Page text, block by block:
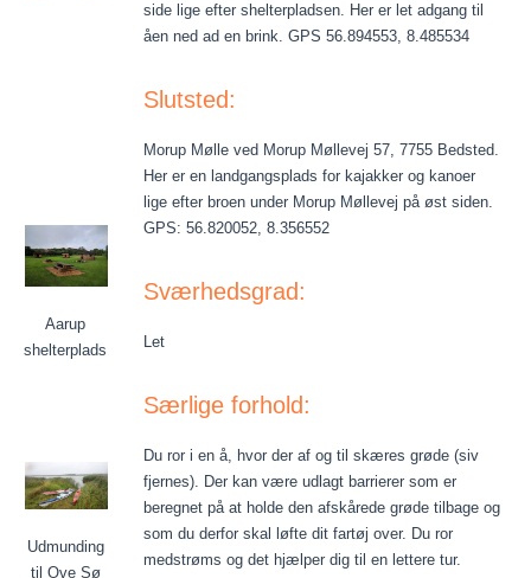
Aarup
shelterplads
Udmunding
til Ove Sø
side lige efter shelterpladsen. Her er let adgang til
åen ned ad en brink. GPS 56.894553, 8.485534
Slutsted:
Morup Mølle ved Morup Møllevej 57, 7755 Bedsted.
Her er en landgangsplads for kajakker og kanoer
lige efter broen under Morup Møllevej på øst siden.
GPS: 56.820052, 8.356552
Sværhedsgrad:
Let
Særlige forhold:
Du ror i en å, hvor der af og til skæres grøde (siv
fjernes). Der kan være udlagt barrierer som er
beregnet på at holde den afskårede grøde tilbage og
som du derfor skal løfte dit fartøj over. Du ror
medstrøms og det hjælper dig til en lettere tur.